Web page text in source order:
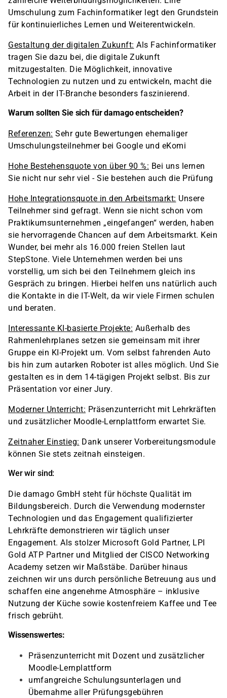
Umschulung zum Fachinformatiker legt den Grundstein
für kontinuierliches Lernen und Weiterentwickeln.
Gestaltung der digitalen Zukunft: Als Fachinformatiker
tragen Sie dazu bei, die digitale Zukunft
mitzugestalten. Die Möglichkeit, innovative
Technologien zu nutzen und zu entwickeln, macht die
Arbeit in der IT-Branche besonders faszinierend.
Warum sollten Sie sich für damago entscheiden?
Referenzen: Sehr gute Bewertungen ehemaliger
Umschulungsteilnehmer bei Google und eKomi
Hohe Bestehensquote von über 90 %: Bei uns lernen
Sie nicht nur sehr viel - Sie bestehen auch die Prüfung
Hohe Integrationsquote in den Arbeitsmarkt: Unsere
Teilnehmer sind gefragt. Wenn sie nicht schon vom
Praktikumsunternehmen „eingefangen“ werden, haben
sie hervorragende Chancen auf dem Arbeitsmarkt. Kein
Wunder, bei mehr als 16.000 freien Stellen laut
StepStone. Viele Unternehmen werden bei uns
vorstellig, um sich bei den Teilnehmern gleich ins
Gespräch zu bringen. Hierbei helfen uns natürlich auch
die Kontakte in die IT-Welt, da wir viele Firmen schulen
und beraten.
Interessante KI-basierte Projekte: Außerhalb des
Rahmenlehrplanes setzen sie gemeinsam mit ihrer
Gruppe ein KI-Projekt um. Vom selbst fahrenden Auto
bis hin zum autarken Roboter ist alles möglich. Und Sie
gestalten es in dem 14-tägigen Projekt selbst. Bis zur
Präsentation vor einer Jury.
Moderner Unterricht: Präsenzunterricht mit Lehrkräften
und zusätzlicher Moodle-Lernplattform erwartet Sie.
Zeitnaher Einstieg: Dank unserer Vorbereitungsmodule
können Sie stets zeitnah einsteigen.
Wer wir sind:
Die damago GmbH steht für höchste Qualität im
Bildungsbereich. Durch die Verwendung modernster
Technologien und das Engagement qualifizierter
Lehrkräfte demonstrieren wir täglich unser
Engagement. Als stolzer Microsoft Gold Partner, LPI
Gold ATP Partner und Mitglied der CISCO Networking
Academy setzen wir Maßstäbe. Darüber hinaus
zeichnen wir uns durch persönliche Betreuung aus und
schaffen eine angenehme Atmosphäre – inklusive
Nutzung der Küche sowie kostenfreiem Kaffee und Tee
frisch gebrüht.
Wissenswertes:
Präsenzunterricht mit Dozent und zusätzlicher
Moodle-Lernplattform
umfangreiche Schulungsunterlagen und
Übernahme aller Prüfungsgebühren